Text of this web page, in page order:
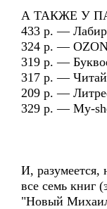
А ТАКЖЕ У
433 р. —
324 р. —
319 р. —
317 р. —
209 р. —
329 р. — My-
И, разумеется,
все семь книг
"Новый